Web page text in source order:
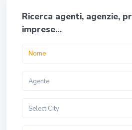
Ricerca agenti, agenzie,
imprese…
Agente
Select City